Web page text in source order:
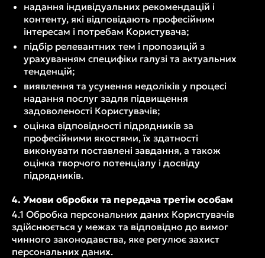
надання індивідуальних рекомендацій і
контенту, які відповідають професійним
інтересам і потребам Користувача;
підбір релевантних тем і пропозицій з
урахуванням специфіки галузі та актуальних
тенденцій;
виявлення та усунення недоліків у процесі
надання послуг задля підвищення
задоволеності Користувачів;
оцінка відповідності підрядників за
професійними якостями, їх здатності
виконувати поставлені завдання, а також
оцінка творчого потенціалу і досвіду
підрядників.
4. Умови обробки та передача третім особам
4.1 Обробка персональних даних Користувачів
здійснюється у межах та відповідно до вимог
чинного законодавства, яке регулює захист
персональних даних.